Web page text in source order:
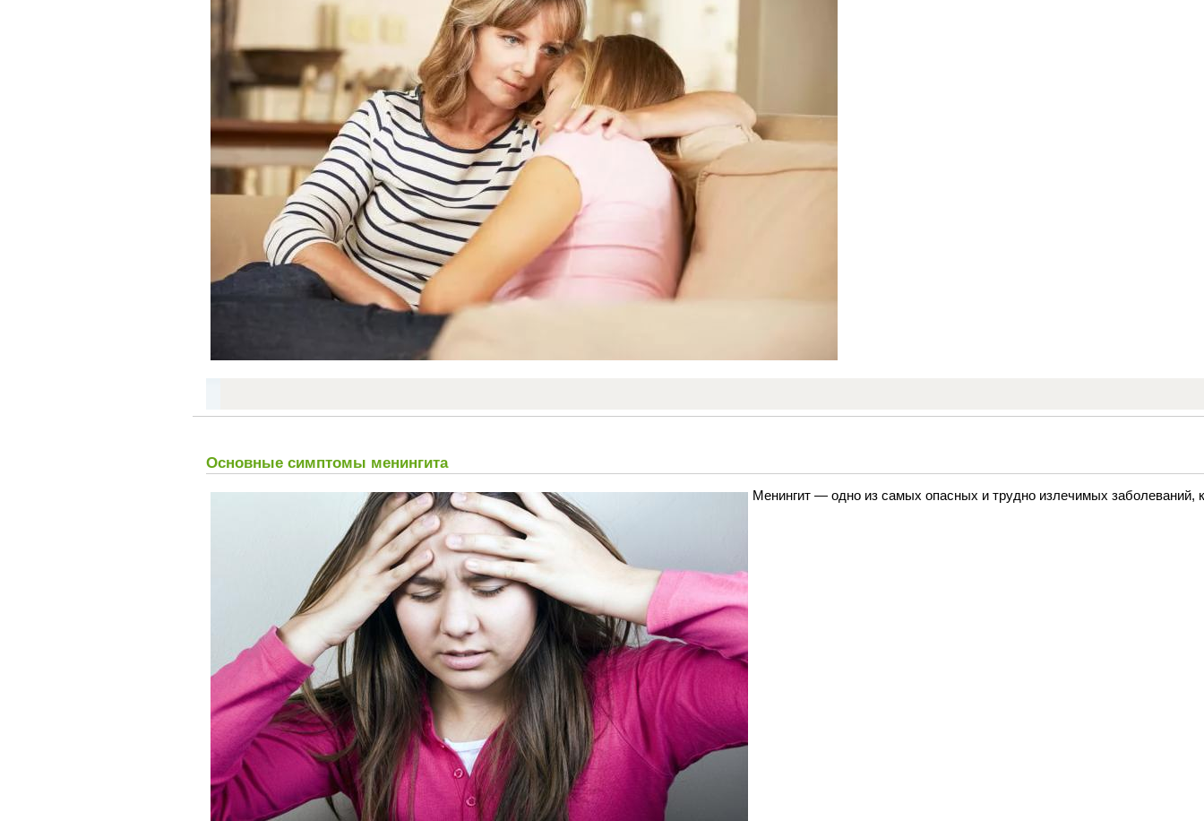
Основные симптомы менингита
Менингит — одно из самых опасных и трудно излечимых заболеваний,